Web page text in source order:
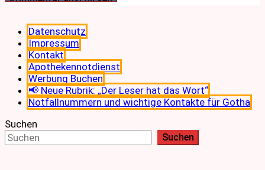
Datenschutz
Impressum
Kontakt
Apothekennotdienst
Werbung Buchen
📢 Neue Rubrik: „Der Leser hat das Wort“
Notfallnummern und wichtige Kontakte für Gotha
Suchen
Suchen